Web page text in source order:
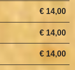
€ 14,00
€ 14,00
€ 14,00